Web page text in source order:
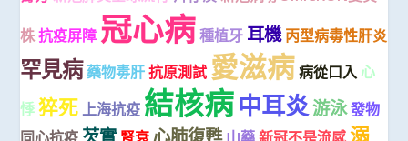
株抗疫屏障 冠心病 種植牙 耳機 丙型病毒性肝炎
罕見病 藥物毒肝 抗原測試 愛滋病 病從口入 心
悸 猝死 上海抗疫 結核病中耳炎游泳發物
芡實 心肺復甦
溺